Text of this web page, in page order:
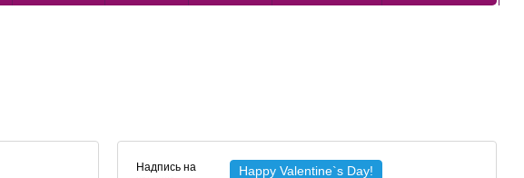
Надпись на
Happy Valentine`s Day!